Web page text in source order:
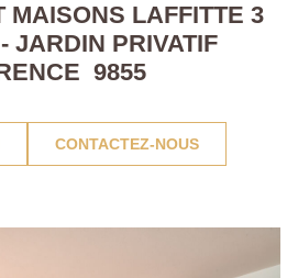
MAISONS LAFFITTE 3
JARDIN PRIVATIF
9855
CONTACTEZ-NOUS